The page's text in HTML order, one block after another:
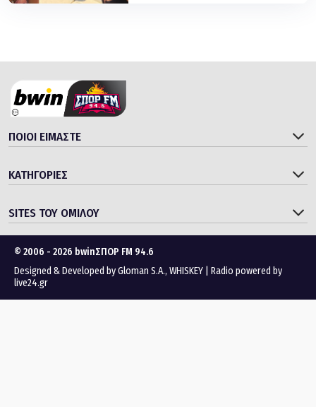
ΠΟΙΟΙ ΕΙΜΑΣΤΕ
ΚΑΤΗΓΟΡΙΕΣ
SITES ΤΟΥ ΟΜΙΛΟΥ
© 2006 - 2026 bwinΣΠΟΡ FM 94.6
Designed & Developed byGloman S.A., WHISKEY
Radio powered by
live24.gr